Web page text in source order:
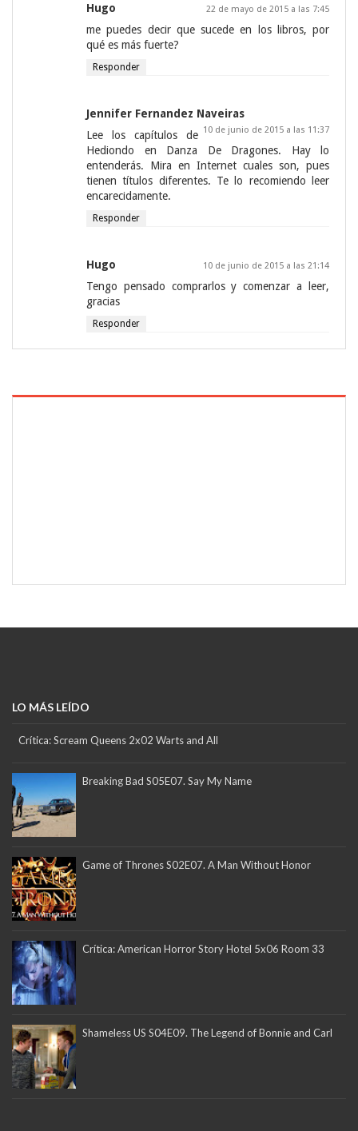
Hugo 22 de mayo de 2015 a las 7:45
me puedes decir que sucede en los libros, por
qué es más fuerte?
Responder
Jennifer Fernandez Naveiras
10 de junio de 2015 a las 11:37
Lee los capítulos de
Hediondo en Danza De Dragones. Hay lo
entenderás. Mira en Internet cuales son, pues
tienen títulos diferentes. Te lo recomiendo leer
encarecidamente.
Responder
Hugo 10 de junio de 2015 a las 21:14
Tengo pensado comprarlos y comenzar a leer,
gracias
Responder
LO MÁS LEÍDO
Crítica: Scream Queens 2x02 Warts and All
Breaking Bad S05E07. Say My Name
Game of Thrones S02E07. A Man Without Honor
Crítica: American Horror Story Hotel 5x06 Room 33
Shameless US S04E09. The Legend of Bonnie and Carl